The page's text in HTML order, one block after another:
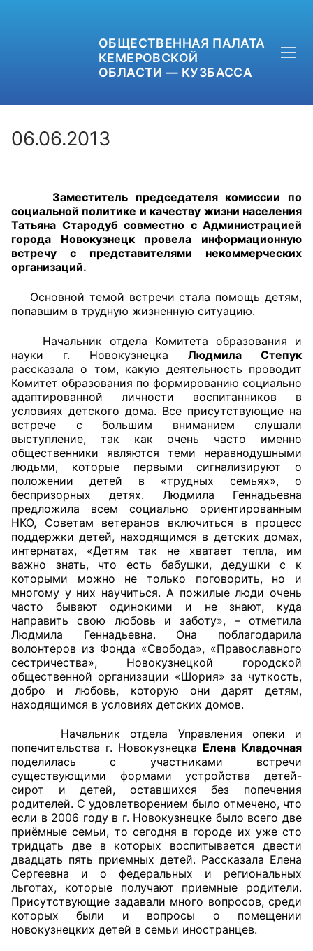
ОБЩЕСТВЕННАЯ ПАЛАТА
КЕМЕРОВСКОЙ
ОБЛАСТИ — КУЗБАССА
OPKO42@BK.RU
ОБРАТНАЯ СВЯЗЬ
Главная
Общественные советы
Общественные советы при территориальных
органах федеральных органов
исполнительной власти
Общественные советы по проведению
независимой оценки качества условий
оказания услуг
О Палате
Структура Палаты
Комиссии
Экспертный совет ОП КО
Совет ОП КО
Общественный штаб
Документы ОП КО
Регламент ОП КО
Кодекс этики ОП КО
Положения
Соглашения
Рекомендации
Порядок работы ЦОН
06.06.2013
Заместитель председателя комиссии по
социальной политике и качеству жизни населения
Татьяна Стародуб совместно с Администрацией
города Новокузнецк провела информационную
встречу с представителями некоммерческих
организаций.
Основной темой встречи стала помощь детям,
попавшим в трудную жизненную ситуацию.
Начальник отдела Комитета образования и
науки г. Новокузнецка Людмила Степук
рассказала о том, какую деятельность проводит
Комитет образования по формированию социально
адаптированной личности воспитанников в
условиях детского дома. Все присутствующие на
встрече с большим вниманием слушали
выступление, так как очень часто именно
общественники являются теми неравнодушными
людьми, которые первыми сигнализируют о
положении детей в «трудных семьях», о
беспризорных детях. Людмила Геннадьевна
предложила всем социально ориентированным
НКО, Советам ветеранов включиться в процесс
поддержки детей, находящимся в детских домах,
интернатах, «Детям так не хватает тепла, им
важно знать, что есть бабушки, дедушки с к
которыми можно не только поговорить, но и
многому у них научиться. А пожилые люди очень
часто бывают одинокими и не знают, куда
направить свою любовь и заботу», – отметила
Людмила Геннадьевна. Она поблагодарила
волонтеров из Фонда «Свобода», «Православного
сестричества», Новокузнецкой городской
общественной организации «Шория» за чуткость,
добро и любовь, которую они дарят детям,
находящимся в условиях детских домов.
Начальник отдела Управления опеки и
попечительства г. Новокузнецка Елена Кладочная
поделилась с участниками встречи
существующими формами устройства детей-
сирот и детей, оставшихся без попечения
родителей. С удовлетворением было отмечено, что
если в 2006 году в г. Новокузнецке было всего две
приёмные семьи, то сегодня в городе их уже сто
тридцать две в которых воспитывается двести
двадцать пять приемных детей. Рассказала Елена
Сергеевна и о федеральных и региональных
льготах, которые получают приемные родители.
Присутствующие задавали много вопросов, среди
которых были и вопросы о помещении
новокузнецких детей в семьи иностранцев.